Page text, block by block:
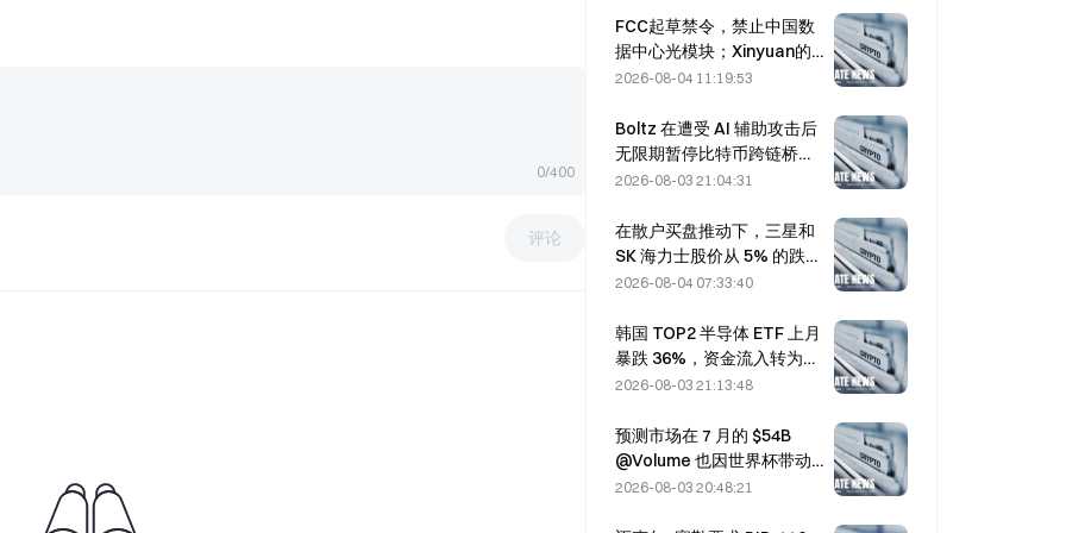
0/400
评论
FCC起草禁令，禁止中国数
据中心光模块；Xinyuan的
市场份额面临27%的冲击
2026-08-04 11:19:53
Boltz 在遭受 AI 辅助攻击后
无限期暂停比特币跨链桥服
务
2026-08-03 21:04:31
在散户买盘推动下，三星和
SK 海力士股价从 5% 的跌幅
中反弹
2026-08-04 07:33:40
韩国 TOP2 半导体 ETF 上月
暴跌 36%，资金流入转为流
出
2026-08-03 21:13:48
预测市场在 7 月的 $54B
@Volume 也因世界杯带动
交易而达到热度
2026-08-03 20:48:21